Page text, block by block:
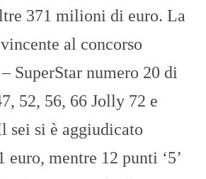
371 milioni di euro. La
al concorso
SuperStar numero 20 di
52, 56, 66 Jolly 72 e
sei si è aggiudicato
euro, mentre 12 punti ‘5’